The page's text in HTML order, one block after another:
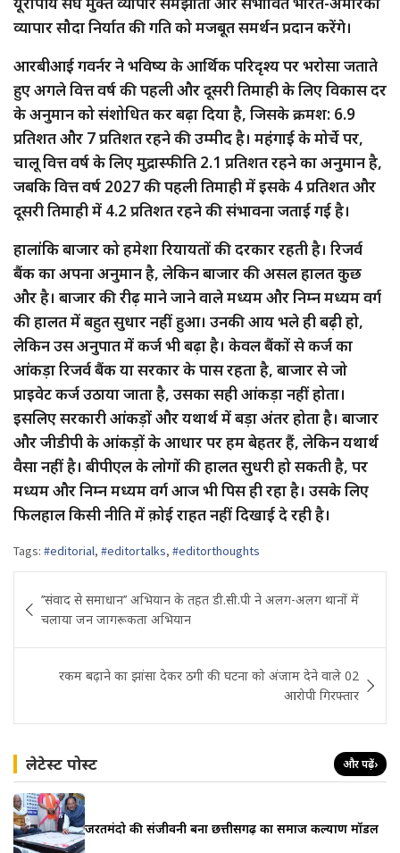
व्यापार सौदा निर्यात की गति को मजबूत समर्थन प्रदान करेंगे।
आरबीआई गवर्नर ने भविष्य के आर्थिक परिदृश्य पर भरोसा जताते
हुए अगले वित्त वर्ष की पहली और दूसरी तिमाही के लिए विकास दर
के अनुमान को संशोधित कर बढ़ा दिया है, जिसके क्रमश: 6.9
प्रतिशत और 7 प्रतिशत रहने की उम्मीद है। महंगाई के मोर्चे पर,
चालू वित्त वर्ष के लिए मुद्रास्फीति 2.1 प्रतिशत रहने का अनुमान है,
जबकि वित्त वर्ष 2027 की पहली तिमाही में इसके 4 प्रतिशत और
दूसरी तिमाही में 4.2 प्रतिशत रहने की संभावना जताई गई है।
हालांकि बाजार को हमेशा रियायतों की दरकार रहती है। रिजर्व
बैंक का अपना अनुमान है, लेकिन बाजार की असल हालत कुछ
और है। बाजार की रीढ़ माने जाने वाले मध्यम और निम्न मध्यम वर्ग
की हालत में बहुत सुधार नहीं हुआ। उनकी आय भले ही बढ़ी हो,
लेकिन उस अनुपात में कर्ज भी बढ़ा है। केवल बैंकों से कर्ज का
आंकड़ा रिजर्व बैंक या सरकार के पास रहता है, बाजार से जो
प्राइवेट कर्ज उठाया जाता है, उसका सही आंकड़ा नहीं होता।
इसलिए सरकारी आंकड़ों और यथार्थ में बड़ा अंतर होता है। बाजार
और जीडीपी के आंकड़ों के आधार पर हम बेहतर हैं, लेकिन यथार्थ
वैसा नहीं है। बीपीएल के लोगों की हालत सुधरी हो सकती है, पर
मध्यम और निम्न मध्यम वर्ग आज भी पिस ही रहा है। उसके लिए
फिलहाल किसी नीति में क़ोई राहत नहीं दिखाई दे रही है।
Tags: #editorial, #editortalks, #editorthoughts
navigation
’’संवाद से समाधान’’ अभियान के तहत डी.सी.पी ने अलग-अलग थानों में
चलाया जन जागरूकता अभियान
रकम बढ़ाने का झांसा देकर ठगी की घटना को अंजाम देने वाले 02
आरोपी गिरफ्तार
लेटेस्ट पोस्ट और पढ़ें›
जरूरतमंदो की संजीवनी बना छत्तीसगढ़ का समाज कल्याण मॉडल